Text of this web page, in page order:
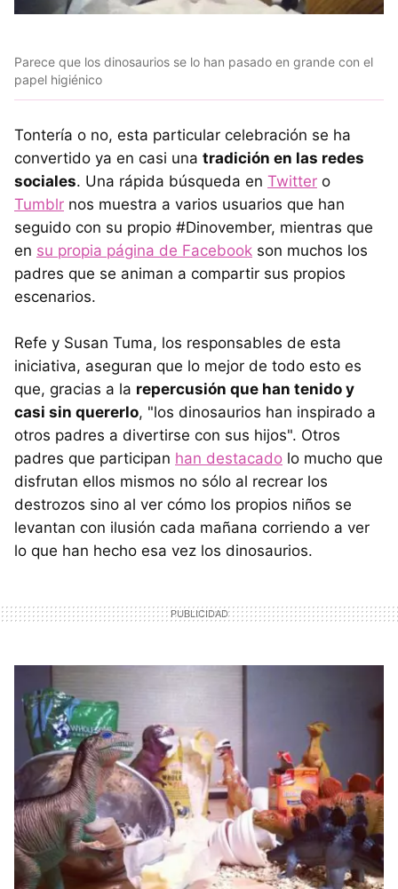
Parece que los dinosaurios se lo han pasado en grande con el
papel higiénico
Tontería o no, esta particular celebración se ha
convertido ya en casi una tradición en las redes
sociales. Una rápida búsqueda en Twitter o
Tumblr nos muestra a varios usuarios que han
seguido con su propio #Dinovember, mientras que
en su propia página de Facebook son muchos los
padres que se animan a compartir sus propios
escenarios.
Refe y Susan Tuma, los responsables de esta
iniciativa, aseguran que lo mejor de todo esto es
que, gracias a la repercusión que han tenido y
casi sin quererlo, "los dinosaurios han inspirado a
otros padres a divertirse con sus hijos". Otros
padres que participan han destacado lo mucho que
disfrutan ellos mismos no sólo al recrear los
destrozos sino al ver cómo los propios niños se
levantan con ilusión cada mañana corriendo a ver
lo que han hecho esa vez los dinosaurios.